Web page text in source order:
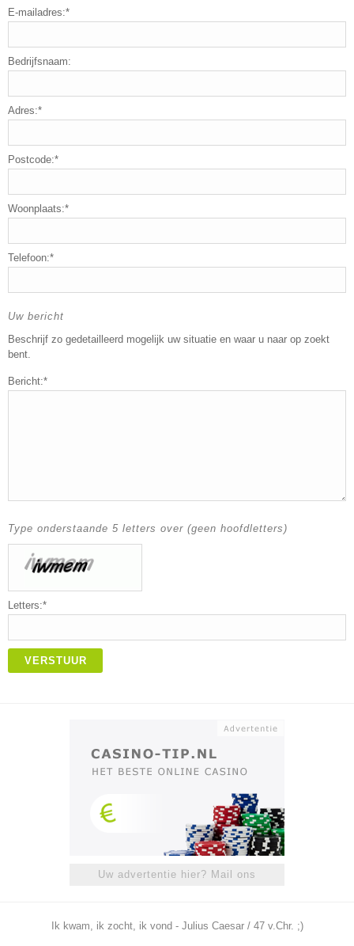
E-mailadres:*
Bedrijfsnaam:
Adres:*
Postcode:*
Woonplaats:*
Telefoon:*
Uw bericht
Beschrijf zo gedetailleerd mogelijk uw situatie en waar u naar op zoekt
bent.
Bericht:*
Type onderstaande 5 letters over (geen hoofdletters)
Letters:*
VERSTUUR
Uw advertentie hier? Mail ons
Ik kwam, ik zocht, ik vond - Julius Caesar / 47 v.Chr. ;)